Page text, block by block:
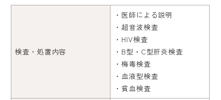
検査・処置内容
・医師による説明
・超音波検査
・HIV検査
・B型・C型肝炎検査
・梅毒検査
・血液型検査
・貧血検査